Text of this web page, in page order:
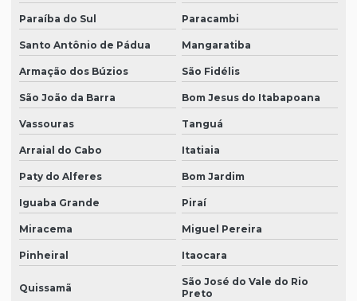
Paraíba do Sul Paracambi
Santo Antônio de Pádua Mangaratiba
Armação dos Búzios São Fidélis
São João da Barra Bom Jesus do Itabapoana
Vassouras Tanguá
Arraial do Cabo Itatiaia
Paty do Alferes Bom Jardim
Iguaba Grande Piraí
Miracema Miguel Pereira
Pinheiral Itaocara
Quissamã
São José do Vale do Rio
Preto